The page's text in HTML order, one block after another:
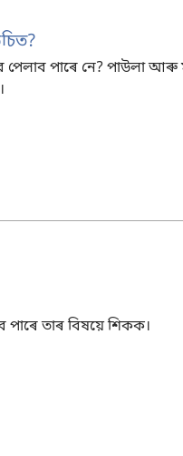
পেলাব পাৰে নে? পাউলা আৰু
তাৰ বিষয়ে শিকক।